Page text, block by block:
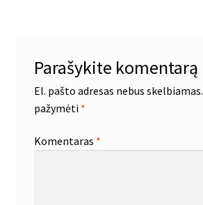
Parašykite komentarą
El. pašto adresas nebus skelbiamas.
pažymėti *
Komentaras *